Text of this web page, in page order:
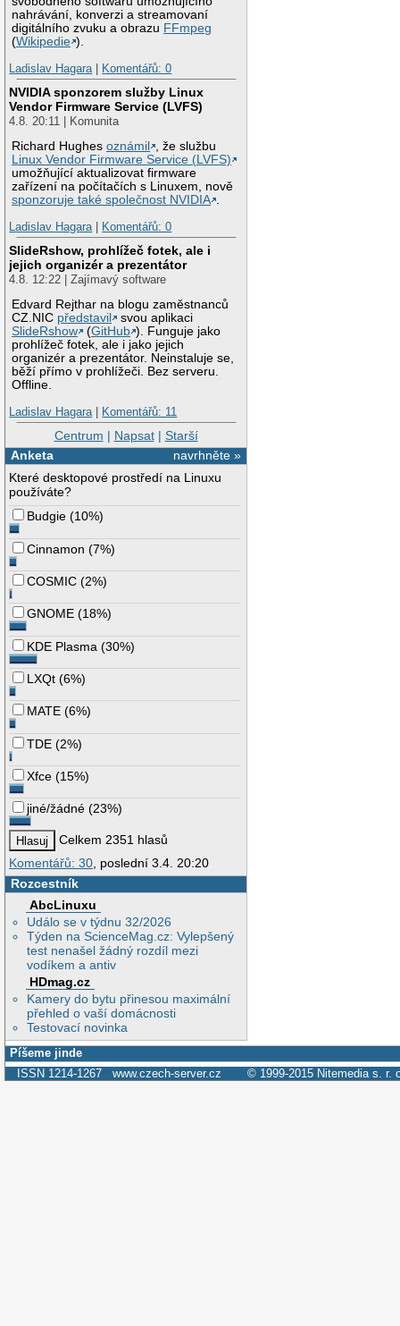
nahrávání, konverzi a streamovaní
digitálního zvuku a obrazu FFmpeg
(Wikipedie ).
Ladislav Hagara| Komentářů: 0
NVIDIA sponzorem služby Linux
Vendor Firmware Service (LVFS)
4.8. 20:11 | Komunita
Richard Hughesoznámil
, že službu
Linux Vendor Firmware Service (LVFS)
umožňující aktualizovat firmware
zařízení na počítačích s Linuxem, nově
sponzoruje také společnost NVIDIA .
Ladislav Hagara| Komentářů: 0
SlideRshow, prohlížeč fotek, ale i
jejich organizér a prezentátor
4.8. 12:22 | Zajímavý software
Edvard Rejthar na blogu zaměstnanců
CZ.NIC představil
svou aplikaci
SlideRshow
(GitHub ). Funguje jako
prohlížeč fotek, ale i jako jejich
organizér a prezentátor. Neinstaluje se,
běží přímo v prohlížeči. Bez serveru.
Offline.
Ladislav Hagara| Komentářů: 11
Centrum | Napsat| Starší
navrhněte »
Anketa
Které desktopové prostředí na Linuxu
používáte?
Budgie (10%)
Cinnamon (7%)
COSMIC (2%)
GNOME (18%)
KDE Plasma (30%)
LXQt (6%)
MATE (6%)
TDE (2%)
Xfce (15%)
jiné/žádné (23%)
Celkem 2351 hlasů
Komentářů: 30 , poslední 3.4. 20:20
Rozcestník
AbcLinuxu
Událo se v týdnu 32/2026
Týden na ScienceMag.cz: Vylepšený
test nenašel žádný rozdíl mezi
vodíkem a antiv
HDmag.cz
Kamery do bytu přinesou maximální
přehled o vaší domácnosti
Testovací novinka
Píšeme jinde
ISSN 1214-1267 www.czech-server.cz © 1999-2015 Nitemedia s. r.